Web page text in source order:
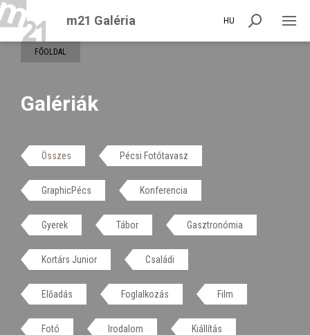
m21 Galéria HU
FŐOLDAL
Galériák
Összes Pécsi Fotótavasz
GraphicPécs Konferencia
Gyerek Tábor Gasztronómia
Kortárs Junior Családi
Előadás Foglalkozás Film
Fotó Irodalom Kiállítás